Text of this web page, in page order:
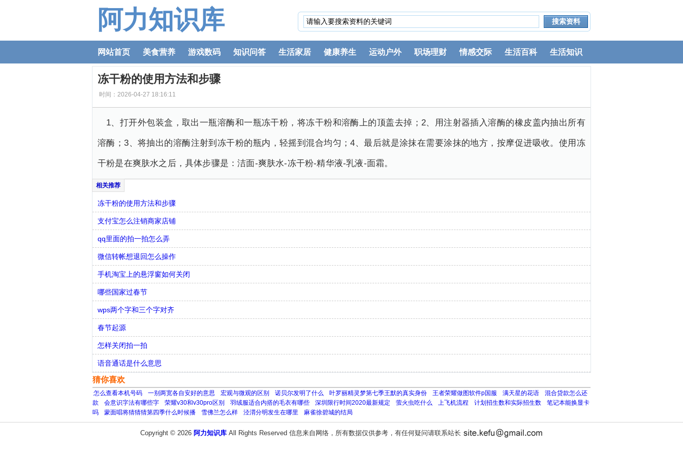
阿力知识库
网站首页 美食营养 游戏数码 知识问答 生活家居 健康养生 运动户外 职场理财 情感交际 生活百科 生活知识
冻干粉的使用方法和步骤
时间：2026-04-27 18:16:11
1、打开外包装盒，取出一瓶溶酶和一瓶冻干粉，将冻干粉和溶酶上的顶盖去掉；2、用注射器插入溶酶的橡皮盖内抽出所有
溶酶；3、将抽出的溶酶注射到冻干粉的瓶内，轻摇到混合均匀；4、最后就是涂抹在需要涂抹的地方，按摩促进吸收。使用冻
干粉是在爽肤水之后，具体步骤是：洁面-爽肤水-冻干粉-精华液-乳液-面霜。
冻干粉的使用方法和步骤
支付宝怎么注销商家店铺
qq里面的拍一拍怎么弄
微信转帐想退回怎么操作
手机淘宝上的悬浮窗如何关闭
哪些国家过春节
wps两个字和三个字对齐
春节起源
怎样关闭拍一拍
语音通话是什么意思
猜你喜欢
怎么查看本机号码 一别两宽各自安好的意思 宏观与微观的区别 诺贝尔发明了什么 叶罗丽精灵梦第七季王默的真实身份 王者荣耀做图软件p国服 满天星的花语
混合贷款怎么还
款
会意识字法有哪些字 荣耀v30和v30pro区别 羽绒服适合内搭的毛衣有哪些 深圳限行时间2020最新规定 萤火虫吃什么 上飞机流程 计划招生数和实际招生数
笔记本能换显卡
吗
蒙面唱将猜猜猜第四季什么时候播 雪佛兰怎么样 泾渭分明发生在哪里 麻雀徐碧城的结局
Copyright © 2026 阿力知识库All Rights Reserved 信息来自网络，所有数据仅供参考，有任何疑问请联系站长